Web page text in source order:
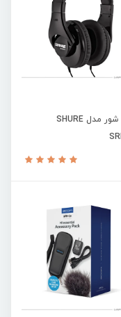
هدفون شور مدل SHURE